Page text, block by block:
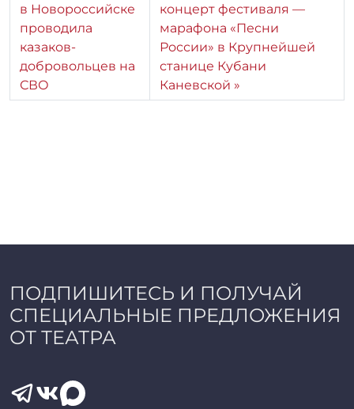
в Новороссийске
проводила
казаков-
добровольцев на
СВО
концерт фестиваля —
марафона «Песни
России» в Крупнейшей
станице Кубани
Каневской
ПОДПИШИТЕСЬ И ПОЛУЧАЙ
СПЕЦИАЛЬНЫЕ ПРЕДЛОЖЕНИЯ
ОТ ТЕАТРА